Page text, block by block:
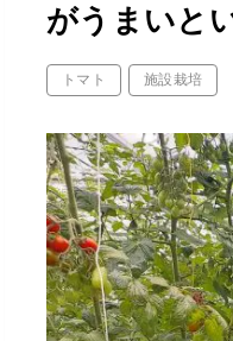
がうまいと
トマト 施設栽培